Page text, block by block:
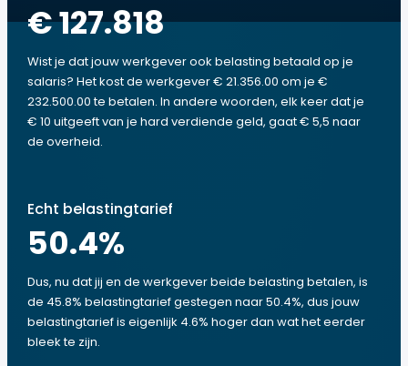
€ 127.818
Wist je dat jouw werkgever ook belasting betaald op je
salaris? Het kost de werkgever € 21.356.00 om je €
232.500.00 te betalen. In andere woorden, elk keer dat je
€ 10 uitgeeft van je hard verdiende geld, gaat € 5,5 naar
de overheid.
Echt belastingtarief
50.4%
Dus, nu dat jij en de werkgever beide belasting betalen, is
de 45.8% belastingtarief gestegen naar 50.4%, dus jouw
belastingtarief is eigenlijk 4.6% hoger dan wat het eerder
bleek te zijn.